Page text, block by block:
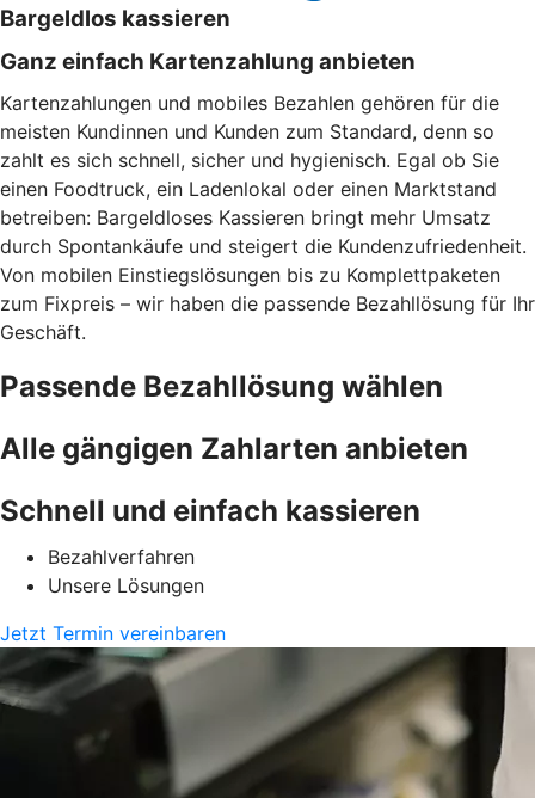
Bargeldlos kassieren
Ganz einfach Kartenzahlung anbieten
Kartenzahlungen und mobiles Bezahlen gehören für die
meisten Kundinnen und Kunden zum Standard, denn so
zahlt es sich schnell, sicher und hygienisch. Egal ob Sie
einen Foodtruck, ein Ladenlokal oder einen Marktstand
betreiben: Bargeldloses Kassieren bringt mehr Umsatz
durch Spontankäufe und steigert die Kundenzufriedenheit.
Von mobilen Einstiegslösungen bis zu Komplettpaketen
zum Fixpreis – wir haben die passende Bezahllösung für Ihr
Geschäft.
Passende Bezahllösung wählen
Alle gängigen Zahlarten anbieten
Schnell und einfach kassieren
Bezahlverfahren
Unsere Lösungen
Jetzt Termin vereinbaren